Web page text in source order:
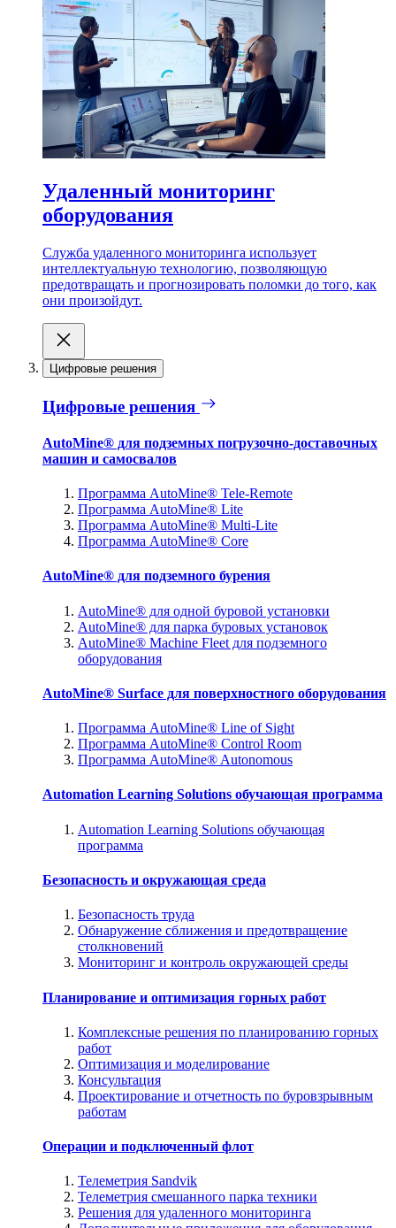
Удаленный мониторинг
оборудования
Служба удаленного мониторинга использует
интеллектуальную технологию, позволяющую
предотвращать и прогнозировать поломки до того, как
они произойдут.
Цифровые решения
Цифровые решения
AutoMine® для подземных погрузочно-доставочных
машин и самосвалов
Программа AutoMine® Tele-Remote
Программа AutoMine® Lite
Программа AutoMine® Multi-Lite
Программа AutoMine® Core
AutoMine® для подземного бурения
AutoMine® для одной буровой установки
AutoMine® для парка буровых установок
AutoMine® Machine Fleet для подземного
оборудования
AutoMine® Surface для поверхностного оборудования
Программа AutoMine® Line of Sight
Программа AutoMine® Control Room
Программа AutoMine® Autonomous
Automation Learning Solutions обучающая программа
Automation Learning Solutions обучающая
программа
Безопасность и окружающая среда
Безопасность труда
Обнаружение сближения и предотвращение
столкновений
Мониторинг и контроль окружающей среды
Планирование и оптимизация горных работ
Комплексные решения по планированию горных
работ
Оптимизация и моделирование
Консультация
Проектирование и отчетность по буровзрывным
работам
Операции и подключенный флот
Телеметрия Sandvik
Телеметрия смешанного парка техники
Решения для удаленного мониторинга